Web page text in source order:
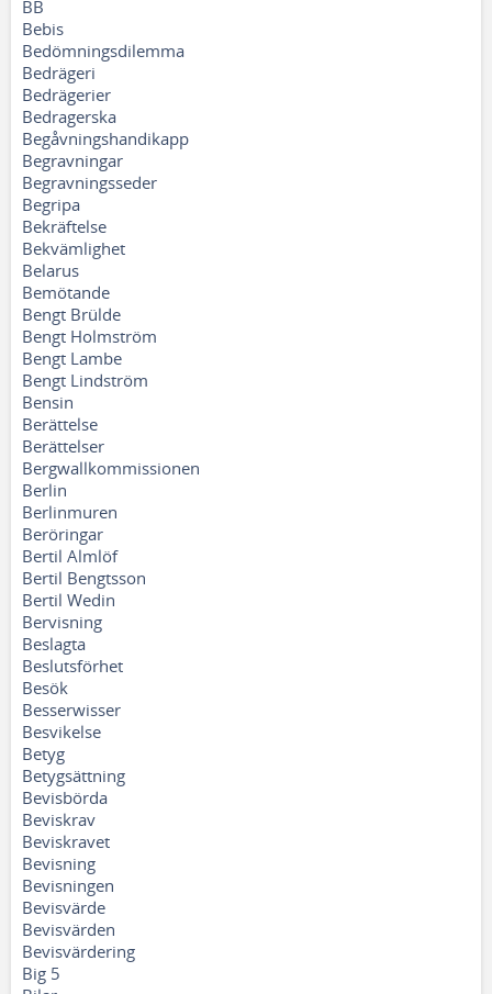
BB
Bebis
Bedömningsdilemma
Bedrägeri
Bedrägerier
Bedragerska
Begåvningshandikapp
Begravningar
Begravningsseder
Begripa
Bekräftelse
Bekvämlighet
Belarus
Bemötande
Bengt Brülde
Bengt Holmström
Bengt Lambe
Bengt Lindström
Bensin
Berättelse
Berättelser
Bergwallkommissionen
Berlin
Berlinmuren
Beröringar
Bertil Almlöf
Bertil Bengtsson
Bertil Wedin
Bervisning
Beslagta
Beslutsförhet
Besök
Besserwisser
Besvikelse
Betyg
Betygsättning
Bevisbörda
Beviskrav
Beviskravet
Bevisning
Bevisningen
Bevisvärde
Bevisvärden
Bevisvärdering
Big 5